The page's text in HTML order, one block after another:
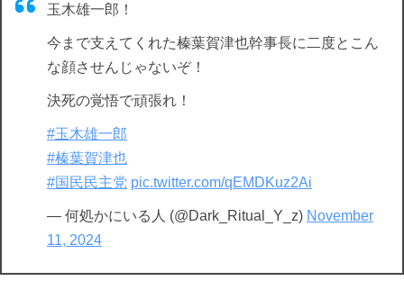
玉木雄一郎！
今まで支えてくれた榛葉賀津也幹事長に二度とこん
な顔させんじゃないぞ！
決死の覚悟で頑張れ！
#玉木雄一郎
#榛葉賀津也
#国民民主党 pic.twitter.com/qEMDKuz2Ai
— 何処かにいる人 (@Dark_Ritual_Y_z) November
11, 2024